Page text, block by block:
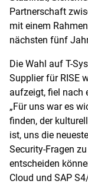
Partnerschaft
mit einem
nächsten fünf
Die Wahl auf T-
Supplier für RISE
aufzeigt, fiel nach
„Für uns war es
finden, der
ist, uns die
Security-Fragen
entscheiden
Cloud und SAP